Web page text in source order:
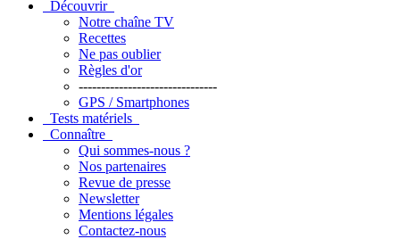
Découvrir
Notre chaîne TV
Recettes
Ne pas oublier
Règles d'or
-------------------------------
GPS / Smartphones
Tests matériels
Connaître
Qui sommes-nous ?
Nos partenaires
Revue de presse
Newsletter
Mentions légales
Contactez-nous